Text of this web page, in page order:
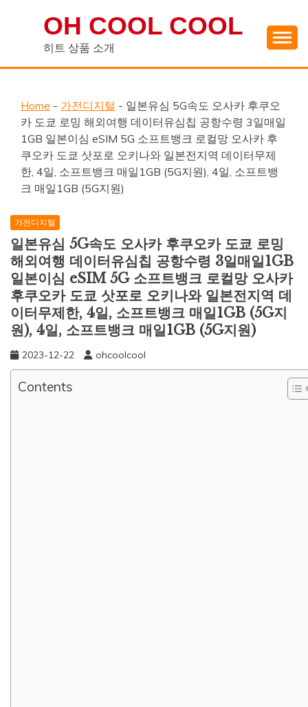
OH COOL COOL
히트 상품 소개
Home - 가전디지털 - 일본유심 5G속도 오사카 후쿠오
카 도쿄 로밍 해외여행 데이터유심칩 공항수령 3일매일
1GB 일본이심 eSIM 5G 소프트뱅크 로컬망 오사카 후
쿠오카 도쿄 삿포로 오키나와 일본전지역 데이터무제
한, 4일, 소프트뱅크 매일1GB (5G지원), 4일, 소프트뱅
크 매일1GB (5G지원)
가전디지털
일본유심 5G속도 오사카 후쿠오카 도쿄 로밍
해외여행 데이터유심칩 공항수령 3일매일1GB
일본이심 eSIM 5G 소프트뱅크 로컬망 오사카
후쿠오카 도쿄 삿포로 오키나와 일본전지역 데
이터무제한, 4일, 소프트뱅크 매일1GB (5G지
원), 4일, 소프트뱅크 매일1GB (5G지원)
2023-12-22 ohcoolcool
Contents